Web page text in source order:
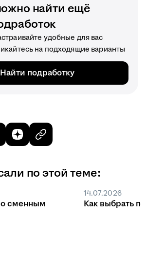
найти ещё
удобные для вас
на подходящие варианты
Найти подработку
по этой теме:
сменным
14.07.2026
Как выбрать